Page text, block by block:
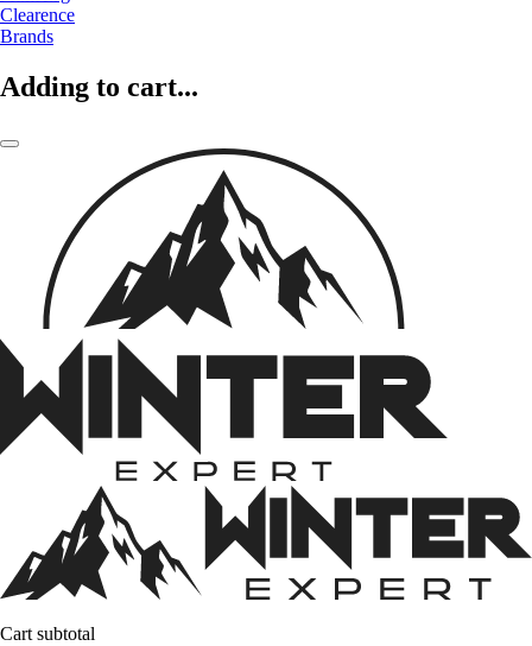
Clearence
Brands
Adding to cart...
Cart subtotal